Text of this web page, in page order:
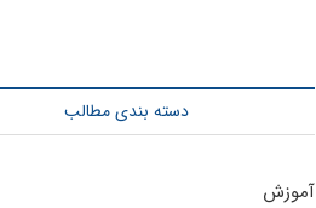
دسته بندی مطالب
آموزش